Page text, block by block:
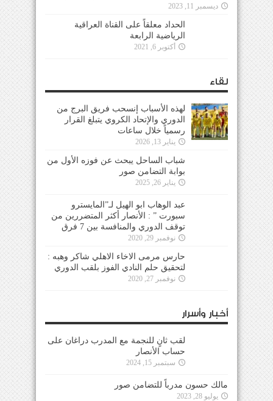
ديسمبر 11, 2023
الحداد معلقاً على القناة العراقية
الرياضية الرابعة
أكتوبر 6, 2021
لقاء
لهذه الأسباب إنسحب فريق البرج من
الدوري والإتحاد الكروي يتبلغ القرار
رسمياً خلال ساعات
يناير 13, 2026
شباب الساحل يبحث عن فوزه الأول من
بوابة التضامن صور
يناير 26, 2025
عبد الوهاب ابو الهيل لـ”المايسترو
سبورت ” : الأنصار أكثر المتضررين من
توقف الدوري والمنافسة بين 7 فرق
نوفمبر 29, 2020
حارس مرمى الاخاء الاهلي شاكر وهبه :
لتحقيق حلم النادي الفوز بلقب الدوري
نوفمبر 27, 2020
أخبار وأسرار
لقب ثانٍ للنجمة مع المدرب دراغان على
حساب الأنصار
سبتمبر 15, 2024
مالك حسون مدرباً للتضامن صور
يوليو 28, 2023